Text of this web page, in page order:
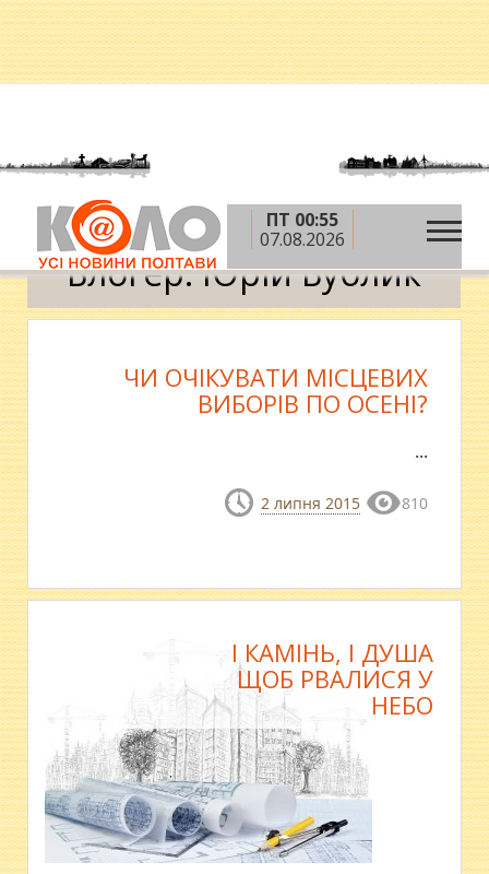
ПТ 00:55
07.08.2026
Головна » Блоги » Юрій Бублик
Блогер: Юрій Бублик
ЧИ ОЧІКУВАТИ МІСЦЕВИХ
ВИБОРІВ ПО ОСЕНІ?
...
2 липня 2015 810
І КАМІНЬ, І ДУША
ЩОБ РВАЛИСЯ У
НЕБО